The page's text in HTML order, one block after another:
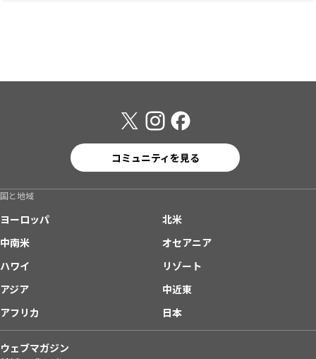
コミュニティを見る
国と地域
ヨーロッパ
北米
中南米
オセアニア
ハワイ
リゾート
アジア
中近東
アフリカ
日本
ウェブマガジン